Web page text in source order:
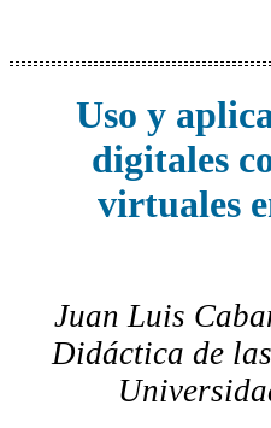
Uso y
digitales
virtuales
Juan Luis
Didáctica de